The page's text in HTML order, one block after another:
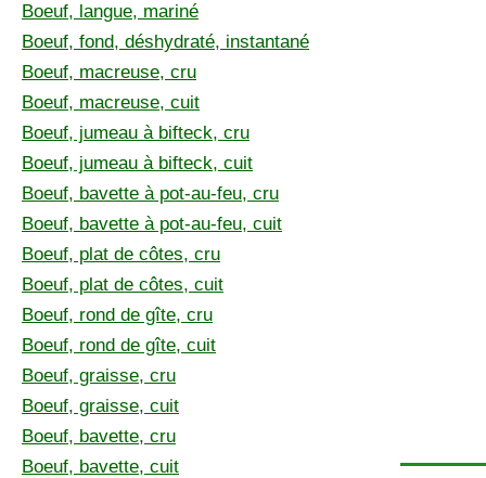
Boeuf, langue, mariné
Boeuf, fond, déshydraté, instantané
Boeuf, macreuse, cru
Boeuf, macreuse, cuit
Boeuf, jumeau à bifteck, cru
Boeuf, jumeau à bifteck, cuit
Boeuf, bavette à pot-au-feu, cru
Boeuf, bavette à pot-au-feu, cuit
Boeuf, plat de côtes, cru
Boeuf, plat de côtes, cuit
Boeuf, rond de gîte, cru
Boeuf, rond de gîte, cuit
Boeuf, graisse, cru
Boeuf, graisse, cuit
Boeuf, bavette, cru
Boeuf, bavette, cuit